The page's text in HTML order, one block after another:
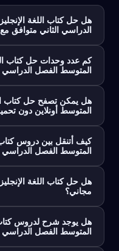
هل حل كتاب اللغة
الدراسي الثاني متوافق
كم عدد وحدات حل كتاب
المتوسط الفصل الدراسي
هل يمكن تصفح حل كتاب
المتوسط أونلاين دون
كيف أتنقل بين دروس كتاب
المتوسط الفصل الدراسي
هل حل كتاب اللغة
مجاني؟
هل يوجد شرح لدروس كتاب
المتوسط الفصل الدراسي